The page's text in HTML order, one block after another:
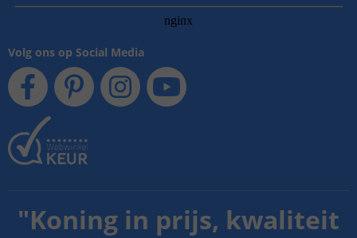
Volg ons op Social Media
"Koning in prijs, kwaliteit